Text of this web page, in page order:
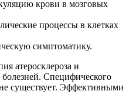
крови в мозговых
процессы в клетках
симптоматику.
атеросклероза и
Специфического
существует. Эффективными